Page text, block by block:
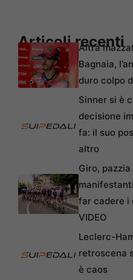
Articoli recenti
Altra
Bagnaia,
duro colpo
Sinner si è
decisione
fa: il suo
altro
Giro,
far cadere i
VIDEO
Leclerc-
retroscena
è caos